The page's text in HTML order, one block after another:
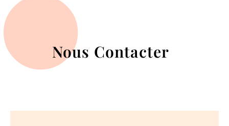
Nous Contacter